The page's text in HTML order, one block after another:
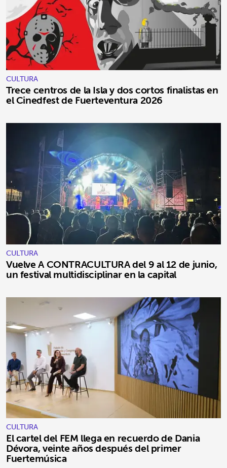
CULTURA
Trece centros de la Isla y dos cortos finalistas en
el Cinedfest de Fuerteventura 2026
CULTURA
Vuelve A CONTRACULTURA del 9 al 12 de junio,
un festival multidisciplinar en la capital
CULTURA
El cartel del FEM llega en recuerdo de Dania
Dévora, veinte años después del primer
Fuertemúsica